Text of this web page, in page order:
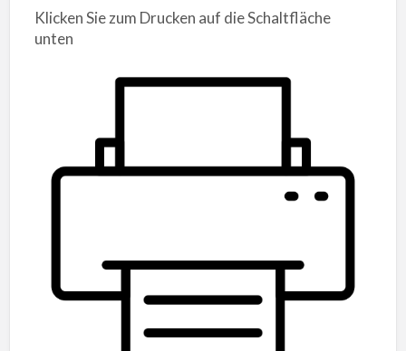
Klicken Sie zum Drucken auf die Schaltfläche
unten